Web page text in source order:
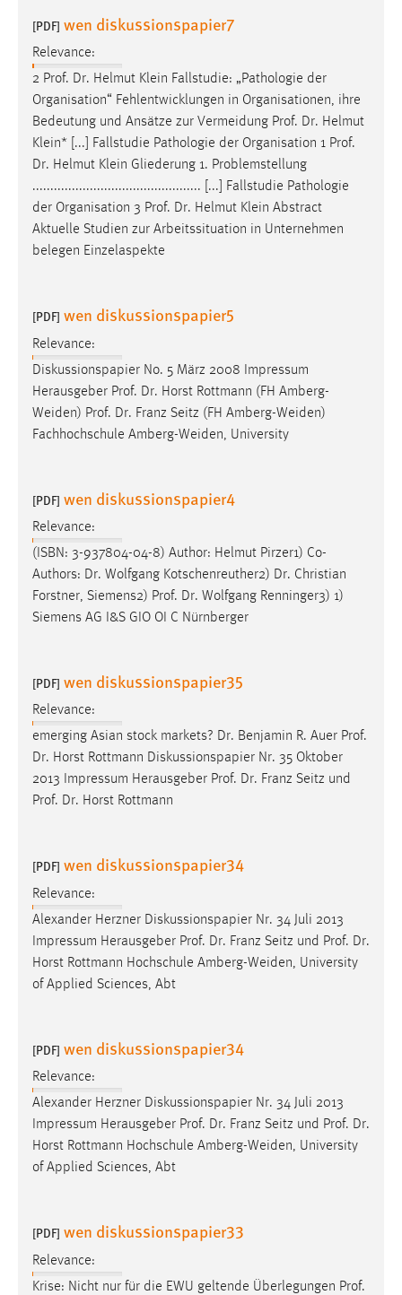
[PDF] wen diskussionspapier7
Relevance:
2 Prof. Dr. Helmut Klein Fallstudie: „Pathologie der
Organisation“ Fehlentwicklungen in Organisationen, ihre
Bedeutung und Ansätze zur Vermeidung Prof. Dr. Helmut
Klein* [...] Fallstudie Pathologie der Organisation 1 Prof.
Dr. Helmut Klein Gliederung 1. Problemstellung
............................................... [...] Fallstudie Pathologie
der Organisation 3 Prof. Dr. Helmut Klein Abstract
Aktuelle Studien zur Arbeitssituation in Unternehmen
belegen Einzelaspekte
[PDF] wen diskussionspapier5
Relevance:
Diskussionspapier No. 5 März 2008 Impressum
Herausgeber Prof. Dr. Horst Rottmann (FH Amberg-
Weiden) Prof. Dr. Franz Seitz (FH Amberg-Weiden)
Fachhochschule Amberg-Weiden, University
[PDF] wen diskussionspapier4
Relevance:
(ISBN: 3-937804-04-8) Author: Helmut Pirzer1) Co-
Authors: Dr. Wolfgang Kotschenreuther2) Dr. Christian
Forstner, Siemens2) Prof. Dr. Wolfgang Renninger3) 1)
Siemens AG I&S GIO OI C Nürnberger
[PDF] wen diskussionspapier35
Relevance:
emerging Asian stock markets? Dr. Benjamin R. Auer Prof.
Dr. Horst Rottmann Diskussionspapier Nr. 35 Oktober
2013 Impressum Herausgeber Prof. Dr. Franz Seitz und
Prof. Dr. Horst Rottmann
[PDF] wen diskussionspapier34
Relevance:
Alexander Herzner Diskussionspapier Nr. 34 Juli 2013
Impressum Herausgeber Prof. Dr. Franz Seitz und Prof. Dr.
Horst Rottmann Hochschule Amberg-Weiden, University
of Applied Sciences, Abt
[PDF] wen diskussionspapier34
Relevance:
Alexander Herzner Diskussionspapier Nr. 34 Juli 2013
Impressum Herausgeber Prof. Dr. Franz Seitz und Prof. Dr.
Horst Rottmann Hochschule Amberg-Weiden, University
of Applied Sciences, Abt
[PDF] wen diskussionspapier33
Relevance:
Krise: Nicht nur für die EWU geltende Überlegungen Prof.